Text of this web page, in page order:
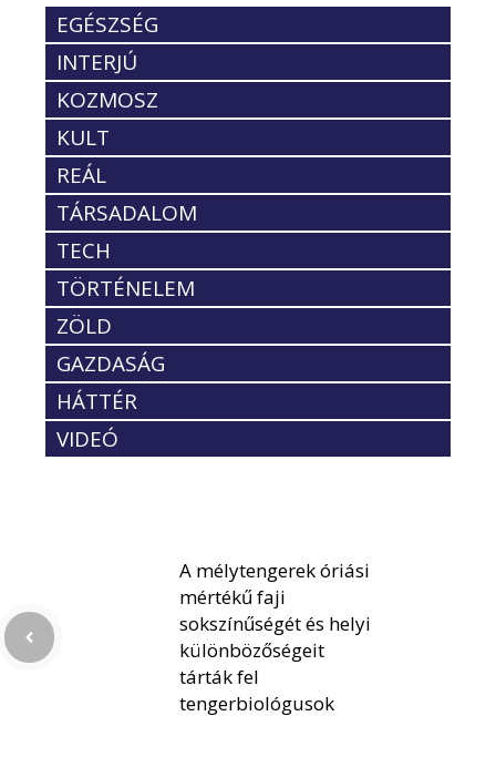
EGÉSZSÉG
INTERJÚ
KOZMOSZ
KULT
REÁL
TÁRSADALOM
TECH
TÖRTÉNELEM
ZÖLD
GAZDASÁG
HÁTTÉR
VIDEÓ
A mélytengerek óriási
mértékű faji
sokszínűségét és helyi
különbözőségeit
tárták fel
tengerbiológusok